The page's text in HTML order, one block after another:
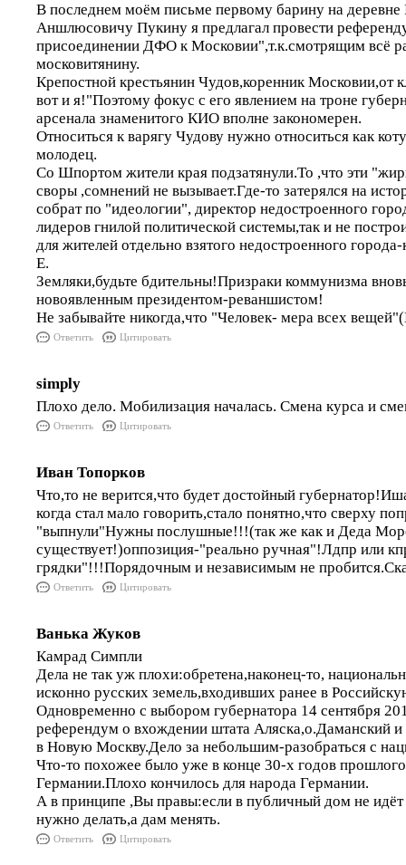
В последнем моём письме первому барину на
Аншлюсовичу Пукину я предлагал провести
присоединении ДФО к Московии",т.к.смотрящим всё
московитянину.
Крепостной крестьянин Чудов,коренник
вот и я!"Поэтому фокус с его явлением на троне
арсенала знаменитого КИО вполне закономерен.
Относиться к варягу Чудову нужно относиться как
молодец.
Со Шпортом жители края подзатянули.То ,что эти
своры ,сомнений не вызывает.Где-то затерялся на
собрат по "идеологии", директор недостроенного
лидеров гнилой политической системы,так и не
для жителей отдельно взятого недостроенного
Е.
Земляки,будьте бдительны!Призраки коммунизма
новоявленным президентом-реваншистом!
Не забывайте никогда,что "Человек- мера всех
Ответить Цитировать
simply
Плохо дело. Мобилизация началась. Смена курса и
Ответить Цитировать
Иван Топорков
Что,то не верится,что будет достойный
когда стал мало говорить,стало понятно,что сверху
"выпнули"Нужны послушные!!!(так же как и Деда
существует!)оппозиция-"реально ручная"!Лдпр или
грядки"!!!Порядочным и независимым не
Ответить Цитировать
Ванька Жуков
Камрад Симпли
Дела не так уж плохи:обретена,наконец-то,
исконно русских земель,входивших ранее в
Одновременно с выбором губернатора 14 сентября
референдум о вхождении штата Аляска,о.Даманский
в Новую Москву.Дело за небольшим-разобраться с
Что-то похожее было уже в конце 30-х годов прошлого
Германии.Плохо кончилось для народа Германии.
А в принципе ,Вы правы:если в публичный дом не идёт
нужно делать,а дам менять.
Ответить Цитировать